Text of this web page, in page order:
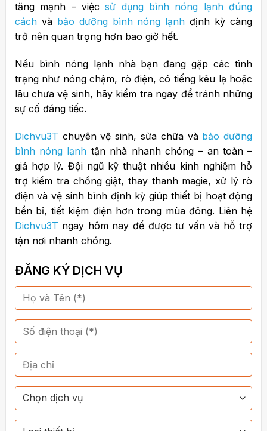
tăng mạnh – việc sử dụng bình nóng lạnh đúng
cáchvà bảo dưỡng bình nóng lạnh định kỳ càng
trở nên quan trọng hơn bao giờ hết.
Nếu bình nóng lạnh nhà bạn đang gặp các tình
trạng như nóng chậm, rò điện, có tiếng kêu lạ hoặc
lâu chưa vệ sinh, hãy kiểm tra ngay để tránh những
sự cố đáng tiếc.
Dichvu3T chuyên vệ sinh, sửa chữa và bảo dưỡng
bình nóng lạnh tận nhà nhanh chóng – an toàn –
giá hợp lý. Đội ngũ kỹ thuật nhiều kinh nghiệm hỗ
trợ kiểm tra chống giật, thay thanh magie, xử lý rò
điện và vệ sinh bình định kỳ giúp thiết bị hoạt động
bền bỉ, tiết kiệm điện hơn trong mùa đông. Liên hệ
Dichvu3T ngay hôm nay để được tư vấn và hỗ trợ
tận nơi nhanh chóng.
ĐĂNG KÝ DỊCH VỤ